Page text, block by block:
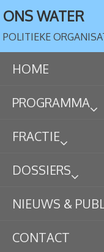
ONS WATER
POLITIEKE
HOME
PROGRAMMA
FRACTIE
DOSSIERS
NIEUWS &
CONTACT